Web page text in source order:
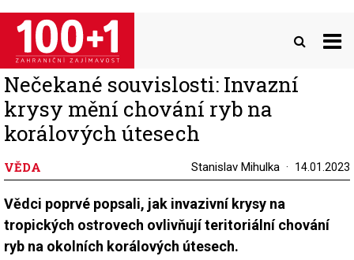
Přejít
hlavnímu
obsahu
Nečekané souvislosti: Invazní
krysy mění chování ryb na
korálových útesech
VĚDA Stanislav Mihulka 14.01.2023
Vědci poprvé popsali, jak invazivní krysy na
tropických ostrovech ovlivňují teritoriální chování
ryb na okolních korálových útesech.